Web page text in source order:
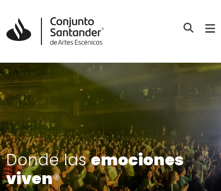
emociones
viven®
Acércate alConjunto
Santander